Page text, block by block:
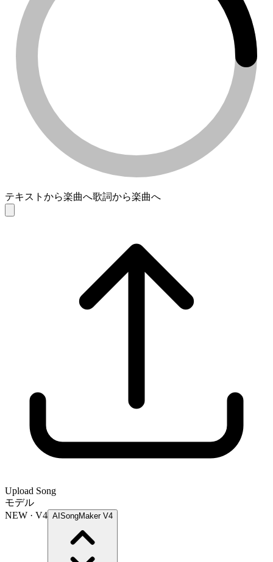
テキストから楽曲へ歌詞から楽曲へ
Upload Song
モデル
NEW · V4 AISongMaker V4